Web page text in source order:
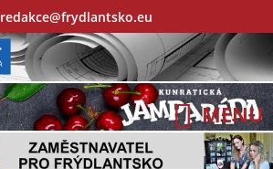
redakce@frydlantsko.eu